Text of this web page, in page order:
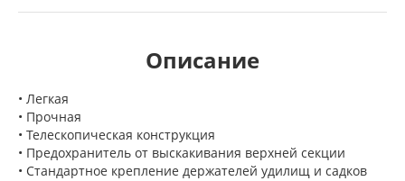
Описание
• Легкая
• Прочная
• Телескопическая конструкция
• Предохранитель от выскакивания верхней секции
• Стандартное крепление держателей удилищ и садков